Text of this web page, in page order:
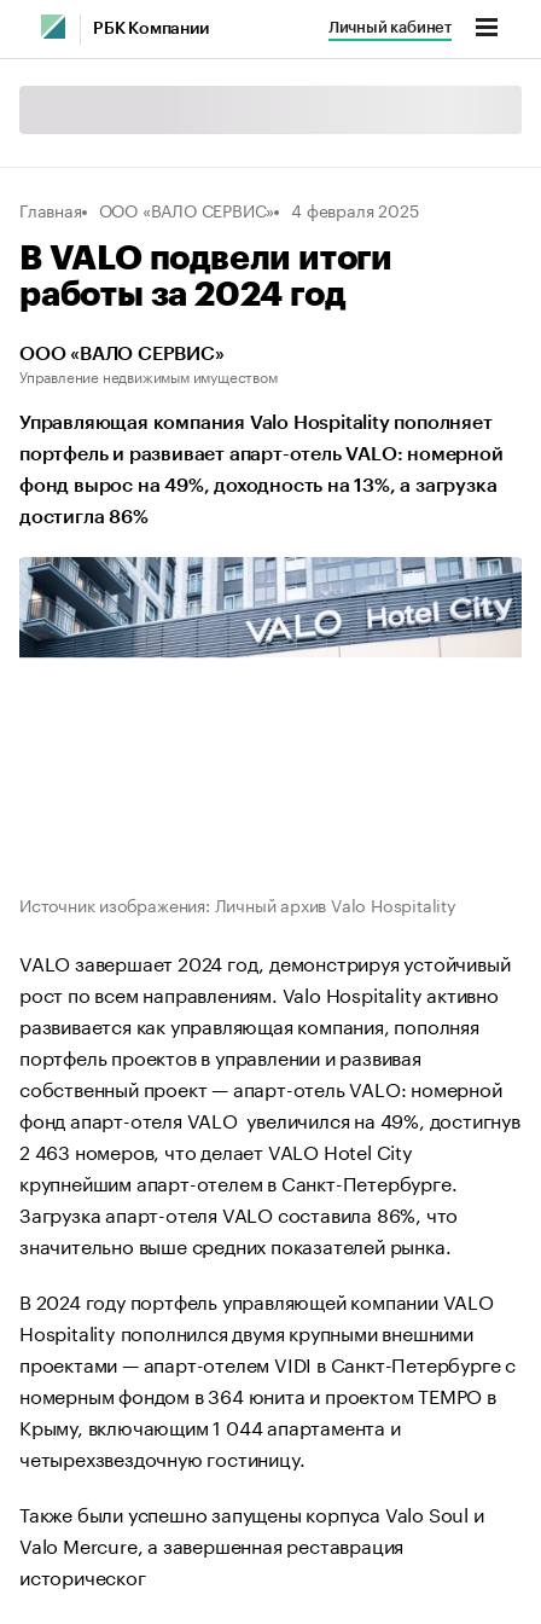
РБК Компании Личный кабинет
Главная ООО «ВАЛО СЕРВИС» 4 февраля 2025
В VALO подвели итоги
работы за 2024 год
ООО «ВАЛО СЕРВИС»
Управление недвижимым имуществом
Управляющая компания Valo Hospitality пополняет
портфель и развивает апарт-отель VALO: номерной
фонд вырос на 49%, доходность на 13%, а загрузка
достигла 86%
Источник изображения: Личный архив Valo Hospitality
VALO завершает 2024 год, демонстрируя устойчивый
рост по всем направлениям. Valo Hospitality активно
развивается как управляющая компания, пополняя
портфель проектов в управлении и развивая
собственный проект — апарт-отель VALO: номерной
фонд апарт-отеля VALO увеличился на 49%, достигнув
2 463 номеров, что делает VALO Hotel City
крупнейшим апарт-отелем в Санкт-Петербурге.
Загрузка апарт-отеля VALO составила 86%, что
значительно выше средних показателей рынка.
В 2024 году портфель управляющей компании VALO
Hospitality пополнился двумя крупными внешними
проектами — апарт-отелем VIDI в Санкт-Петербурге с
номерным фондом в 364 юнита и проектом TEMPO в
Крыму, включающим 1 044 апартамента и
четырехзвездочную гостиницу.
Также были успешно запущены корпуса Valo Soul и
Valo Mercure, а завершенная реставрация
историческог